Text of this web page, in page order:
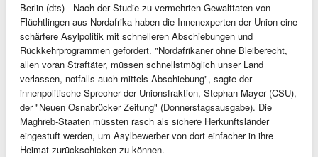
Berlin (dts) - Nach der Studie zu vermehrten Gewalttaten von
Flüchtlingen aus Nordafrika haben die Innenexperten der Union eine
schärfere Asylpolitik mit schnelleren Abschiebungen und
Rückkehrprogrammen gefordert. "Nordafrikaner ohne Bleiberecht,
allen voran Straftäter, müssen schnellstmöglich unser Land
verlassen, notfalls auch mittels Abschiebung", sagte der
innenpolitische Sprecher der Unionsfraktion, Stephan Mayer (CSU),
der "Neuen Osnabrücker Zeitung" (Donnerstagsausgabe). Die
Maghreb-Staaten müssten rasch als sichere Herkunftsländer
eingestuft werden, um Asylbewerber von dort einfacher in ihre
Heimat zurückschicken zu können.